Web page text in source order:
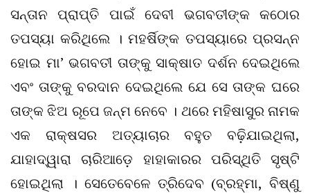
ସନ୍ତାନ ପ୍ରାପ୍ତି ପାଇଁ ଦେବୀ ଭଗବତୀଙ୍କ କଠୋର
ତପସ୍ୟା କରିଥିଲେ । ମହର୍ଷିଙ୍କ ତପସ୍ୟାରେ ପ୍ରସନ୍ନ
ହୋଇ ମା’ ଭଗବତୀ ତାଙ୍କୁ ସାକ୍ଷାତ ଦର୍ଶନ ଦେଇଥିଲେ
ଏବଂ ତାଙ୍କୁ ବରଦାନ ଦେଇଥିଲେ ଯେ ସେ ତାଙ୍କ ଘରେ
ତାଙ୍କ ଝିଅ ରୂପେ ଜନ୍ମ ନେବେ । ଥରେ ମହିଷାସୁର ନାମକ
ଏକ ରାକ୍ଷସର ଅତ୍ୟାଚାର ବହୁତ ବଢ଼ିଯାଇଥିଲା,
ଯାହାଦ୍ୱାରା ଚାରିଆଡ଼େ ହାହାକାରର ପରିସ୍ଥିତି ସୃଷ୍ଟି
ହୋଇଥିଲା । ସେତେବେଳେ ତ୍ରିଦେବ (ବ୍ରହ୍ମା, ବିଷ୍ଣୁ